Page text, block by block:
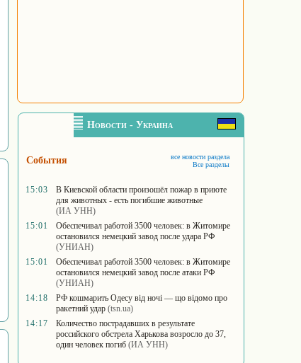
Новости - Украина
События
все новости раздела
Все разделы
15:03
В Киевской области произошёл пожар в приюте
для животных - есть погибшие животные
(ИА УНН)
15:01
Обеспечивал работой 3500 человек: в Житомире
остановился немецкий завод после удара РФ
(УНИАН)
15:01
Обеспечивал работой 3500 человек: в Житомире
остановился немецкий завод после атаки РФ
(УНИАН)
14:18
РФ кошмарить Одесу від ночі — що відомо про
ракетний удар (tsn.ua)
14:17
Количество пострадавших в результате
российского обстрела Харькова возросло до 37,
один человек погиб (ИА УНН)